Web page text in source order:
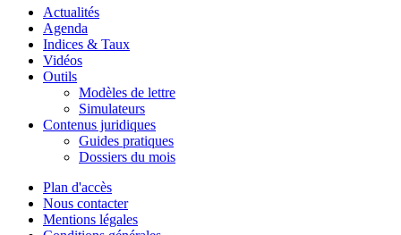
Actualités
Agenda
Indices & Taux
Vidéos
Outils
Modèles de lettre
Simulateurs
Contenus juridiques
Guides pratiques
Dossiers du mois
Plan d'accès
Nous contacter
Mentions légales